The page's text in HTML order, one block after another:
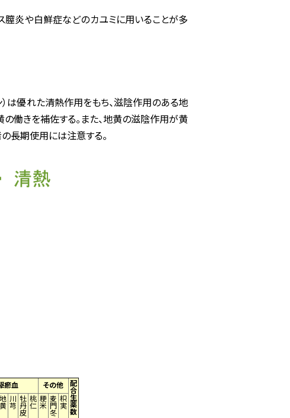
炎や白鮮症などのカユミに用いることが多
は優れた清熱作用をもち、滋陰作用のある地
の働きを補佐する。また、地黄の滋陰作用が黄
長期使用には注意する。
瘀血 その他 配
合
生
薬
数
地
黄
川
芎
牡
丹
皮
桃
仁
粳
米
麦
門
冬
枳
実